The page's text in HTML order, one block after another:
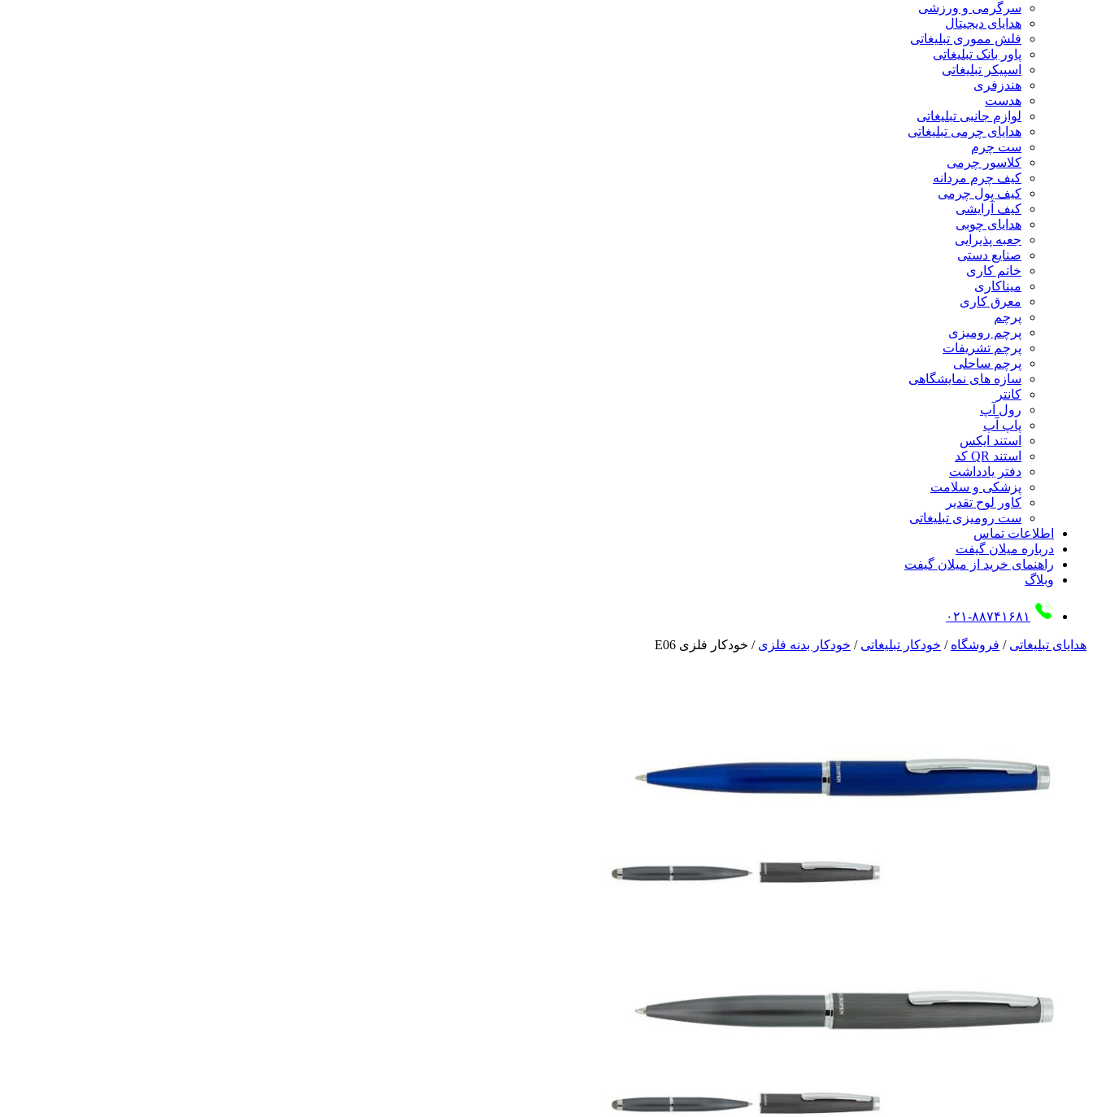
سرگرمی و ورزشی
هدایای دیجیتال
فلش مموری تبلیغاتی
پاور بانک تبلیغاتی
اسپیکر تبلیغاتی
هندزفری
هدست
لوازم جانبی تبلیغاتی
هدایای چرمی تبلیغاتی
ست چرم
کلاسور چرمی
کیف چرم مردانه
کیف پول چرمی
کیف آرایشی
هدایای چوبی
جعبه پذیرایی
صنایع دستی
خاتم کاری
میناکاری
معرق کاری
پرچم
پرچم رومیزی
پرچم تشریفات
پرچم ساحلی
سازه های نمایشگاهی
کانتر
رول آپ
پاپ آپ
استند ایکس
استند QR کد
دفتر یادداشت
پزشکی و سلامت
کاور لوح تقدیر
ست رومیزی تبلیغاتی
اطلاعات تماس
درباره میلان گیفت
راهنمای خرید از میلان گیفت
وبلاگ
۰۲۱-۸۸۷۴۱۶۸۱
هدایای تبلیغاتی / فروشگاه / خودکار تبلیغاتی / خودکار بدنه فلزی / خودکار فلزی E06